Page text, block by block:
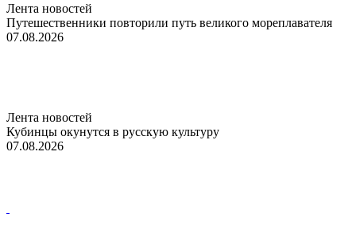
Лента новостей
Путешественники повторили путь великого мореплавателя
07.08.2026
Лента новостей
Кубинцы окунутся в русскую культуру
07.08.2026